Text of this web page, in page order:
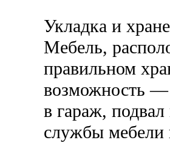
Укладка и
Мебель,
правильном
возможность —
в гараж,
службы мебели